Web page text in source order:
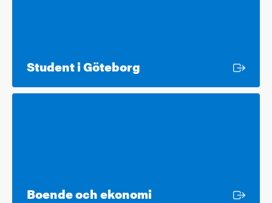
Student i Göteborg
Boende och ekonomi